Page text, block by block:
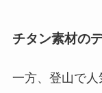
チタン素材の
一方、登山で